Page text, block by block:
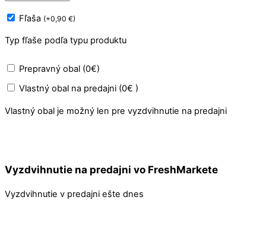
Fľaša (+0,90 €)
Typ fľaše podľa typu produktu
Prepravný obal (0€)
Vlastný obal na predajni (0€ )
Vlastný obal je možný len pre vyzdvihnutie na predajni
Vyzdvihnutie na predajni vo FreshMarkete
Vyzdvihnutie v predajni ešte dnes